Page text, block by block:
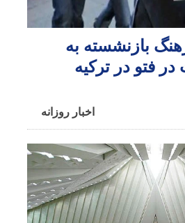
بازنشسته به
فتو در ترکیه
اخبار روزانه